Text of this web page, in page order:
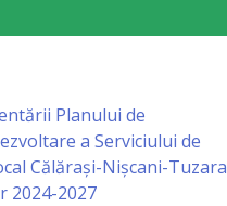
Planului de
a Serviciului de
Călărași-Nișcani-Tuzara
2024-2027